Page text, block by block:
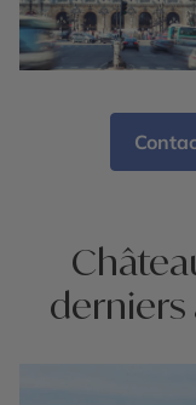
derniers